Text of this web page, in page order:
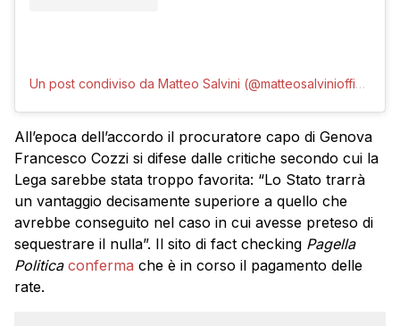
Un post condiviso da Matteo Salvini (@matteosalviniofficial)
All’epoca dell’accordo il procuratore capo di Genova
Francesco Cozzi si difese dalle critiche secondo cui la
Lega sarebbe stata troppo favorita: “Lo Stato trarrà
un vantaggio decisamente superiore a quello che
avrebbe conseguito nel caso in cui avesse preteso di
sequestrare il nulla”. Il sito di fact checking Pagella
Politica conferma che è in corso il pagamento delle
rate.